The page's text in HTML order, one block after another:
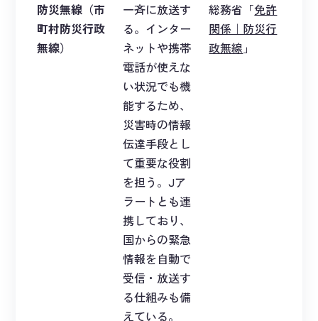
防災無線 （市
町村防災行政
無線）
一斉に放送す
る。インター
ネットや携帯
電話が使えな
い状況でも機
能するため、
災害時の情報
伝達手段とし
て重要な役割
を担う。Jア
ラートとも連
携しており、
国からの緊急
情報を自動で
受信・放送す
る仕組みも備
えている。
総務省「免許
関係｜防災行
政無線 」